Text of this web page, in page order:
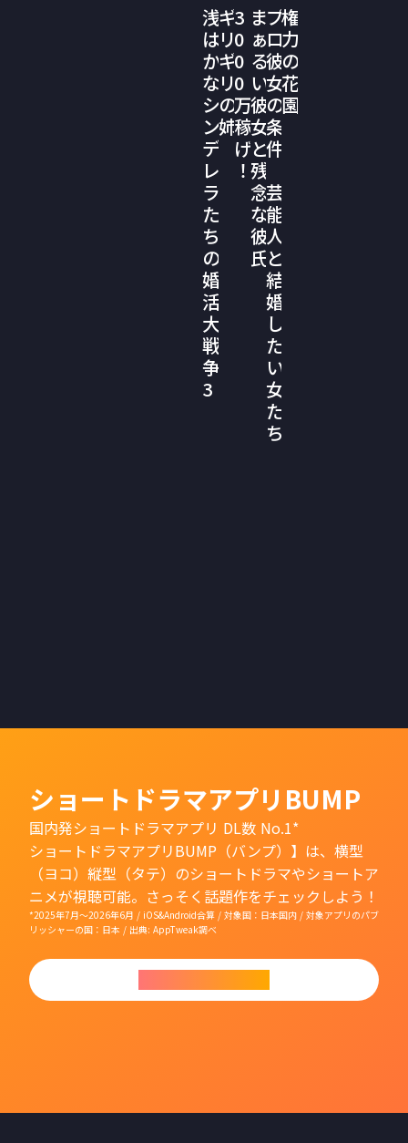
浅
は
か
な
シ
ン
デ
レ
ラ
た
ち
の
婚
活
大
戦
争
3
ギ
リ
ギ
リ
の
姉
3
0
0
0
万
稼
げ
！
ま
ぁ
る
い
彼
女
と
残
念
な
彼
氏
プ
ロ
彼
女
の
条
件
芸
能
人
と
結
婚
し
た
い
女
た
ち
権
力
の
花
園
ショートドラマアプリBUMP
国内発ショートドラマアプリ DL数 No.1*
ショートドラマアプリBUMP（バンプ）】は、横型
（ヨコ）縦型（タテ）のショートドラマやショートア
ニメが視聴可能。さっそく話題作をチェックしよう！
*2025年7月〜2026年6月 / iOS&Android合算 / 対象国：日本国内 / 対象アプリのパブ
リッシャーの国：日本 / 出典: AppTweak調べ